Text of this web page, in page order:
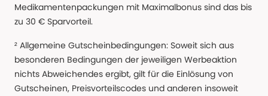
Medikamentenpackungen mit Maximalbonus sind das bis
zu 30 € Sparvorteil.
² Allgemeine Gutscheinbedingungen: Soweit sich aus
besonderen Bedingungen der jeweiligen Werbeaktion
nichts Abweichendes ergibt, gilt für die Einlösung von
Gutscheinen, Preisvorteilscodes und anderen insoweit